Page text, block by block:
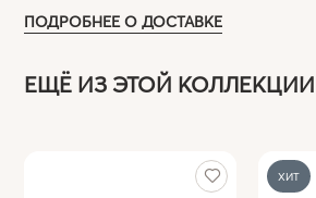
ПОДРОБНЕЕ О ДОСТАВКЕ
ЕЩЁ ИЗ ЭТОЙ КОЛЛЕКЦИИ
ХИТ